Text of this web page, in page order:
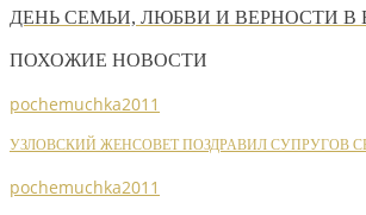
ДЕНЬ СЕМЬИ, ЛЮБВИ И ВЕРНОСТИ В
ПОХОЖИЕ НОВОСТИ
pochemuchka2011
УЗЛОВСКИЙ ЖЕНСОВЕТ ПОЗДРАВИЛ СУПРУГОВ
pochemuchka2011